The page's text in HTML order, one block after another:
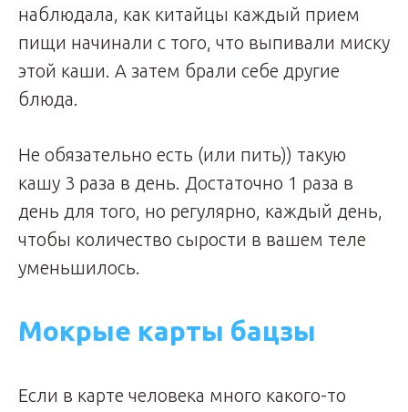
наблюдала, как китайцы каждый прием
пищи начинали с того, что выпивали миску
этой каши. А затем брали себе другие
блюда.
Не обязательно есть (или пить)) такую
кашу 3 раза в день. Достаточно 1 раза в
день для того, но регулярно, каждый день,
чтобы количество сырости в вашем теле
уменьшилось.
Мокрые карты бацзы
Если в карте человека много какого-то